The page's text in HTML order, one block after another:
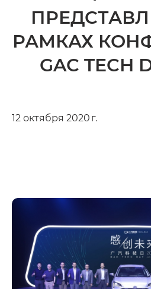
РАМКАХ
GAC TECH
12 октября 2020 г.